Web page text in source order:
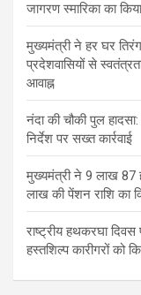
जागरण स्मारिका का
मुख्यमंत्री ने हर घर
प्रदेशवासियों से
आवाह्न
नंदा की चौकी पुल
निर्देश पर सख्त कार्रवाई
मुख्यमंत्री ने 9 लाख 87
लाख की पेंशन राशि का
राष्ट्रीय हथकरघा
हस्तशिल्प कारीगरों को